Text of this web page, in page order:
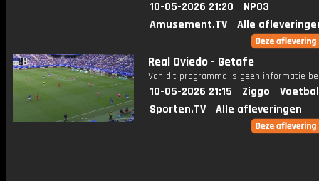
10-05-2026 21:20
NPO3
Amusement.TV
Alle
Real Oviedo - Getafe
Van dit programma is geen informatie
10-05-2026 21:15 Ziggo
Sporten.TV
Alle afleveringen